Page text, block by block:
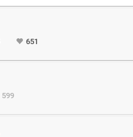
651
599